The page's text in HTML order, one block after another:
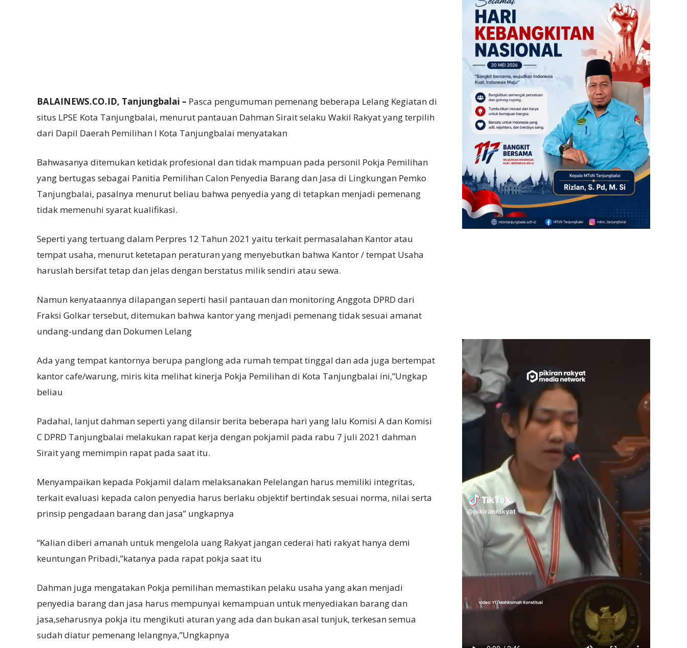
BALAINEWS.CO.ID, Tanjungbalai – Pasca pengumuman pemenang beberapa Lelang Kegiatan di
situs LPSE Kota Tanjungbalai, menurut pantauan Dahman Sirait selaku Wakil Rakyat yang terpilih
dari Dapil Daerah Pemilihan I Kota Tanjungbalai menyatakan
Bahwasanya ditemukan ketidak profesional dan tidak mampuan pada personil Pokja Pemilihan
yang bertugas sebagai Panitia Pemilihan Calon Penyedia Barang dan Jasa di Lingkungan Pemko
Tanjungbalai, pasalnya menurut beliau bahwa penyedia yang di tetapkan menjadi pemenang
tidak memenuhi syarat kualifikasi.
Seperti yang tertuang dalam Perpres 12 Tahun 2021 yaitu terkait permasalahan Kantor atau
tempat usaha, menurut ketetapan peraturan yang menyebutkan bahwa Kantor / tempat Usaha
haruslah bersifat tetap dan jelas dengan berstatus milik sendiri atau sewa.
Namun kenyataannya dilapangan seperti hasil pantauan dan monitoring Anggota DPRD dari
Fraksi Golkar tersebut, ditemukan bahwa kantor yang menjadi pemenang tidak sesuai amanat
undang-undang dan Dokumen Lelang
Ada yang tempat kantornya berupa panglong ada rumah tempat tinggal dan ada juga bertempat
kantor cafe/warung, miris kita melihat kinerja Pokja Pemilihan di Kota Tanjungbalai ini,”Ungkap
beliau
Padahal, lanjut dahman seperti yang dilansir berita beberapa hari yang lalu Komisi A dan Komisi
C DPRD Tanjungbalai melakukan rapat kerja dengan pokjamil pada rabu 7 juli 2021 dahman
Sirait yang memimpin rapat pada saat itu.
Menyampaikan kepada Pokjamil dalam melaksanakan Pelelangan harus memiliki integritas,
terkait evaluasi kepada calon penyedia harus berlaku objektif bertindak sesuai norma, nilai serta
prinsip pengadaan barang dan jasa” ungkapnya
“Kalian diberi amanah untuk mengelola uang Rakyat jangan cederai hati rakyat hanya demi
keuntungan Pribadi,”katanya pada rapat pokja saat itu
Dahman juga mengatakan Pokja pemilihan memastikan pelaku usaha yang akan menjadi
penyedia barang dan jasa harus mempunyai kemampuan untuk menyediakan barang dan
jasa,seharusnya pokja itu mengikuti aturan yang ada dan bukan asal tunjuk, terkesan semua
sudah diatur pemenang lelangnya,”Ungkapnya